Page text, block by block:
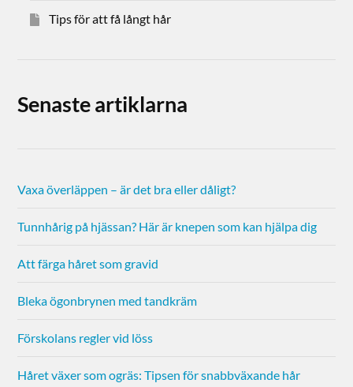
Tips för att få långt hår
Senaste artiklarna
Vaxa överläppen – är det bra eller dåligt?
Tunnhårig på hjässan? Här är knepen som kan hjälpa dig
Att färga håret som gravid
Bleka ögonbrynen med tandkräm
Förskolans regler vid löss
Håret växer som ogräs: Tipsen för snabbväxande hår